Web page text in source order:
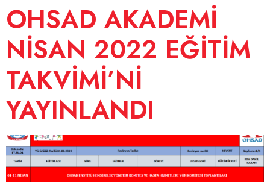
OHSAD AKADEMİ
NİSAN 2022 EĞİTİM
TAKVİMİ’Nİ
YAYINLANDI